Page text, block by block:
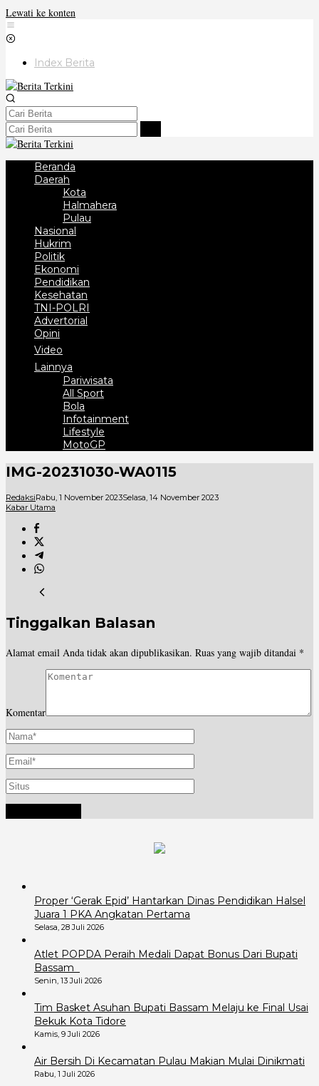
Lewati ke konten
Index Berita
Beranda
Daerah
Kota
Halmahera
Pulau
Nasional
Hukrim
Politik
Ekonomi
Pendidikan
Kesehatan
TNI-POLRI
Advertorial
Opini
Video
Lainnya
Pariwisata
All Sport
Bola
Infotainment
Lifestyle
MotoGP
IMG-20231030-WA0115
RedaksiRabu, 1 November 2023Selasa, 14 November 2023
Kabar Utama
Tinggalkan Balasan
Alamat email Anda tidak akan dipublikasikan. Ruas yang wajib ditandai *
Komentar
Proper ‘Gerak Epid’ Hantarkan Dinas Pendidikan Halsel
Juara 1 PKA Angkatan Pertama
Selasa, 28 Juli 2026
Atlet POPDA Peraih Medali Dapat Bonus Dari Bupati
Bassam
Senin, 13 Juli 2026
Tim Basket Asuhan Bupati Bassam Melaju ke Final Usai
Bekuk Kota Tidore
Kamis, 9 Juli 2026
Air Bersih Di Kecamatan Pulau Makian Mulai Dinikmati
Rabu, 1 Juli 2026